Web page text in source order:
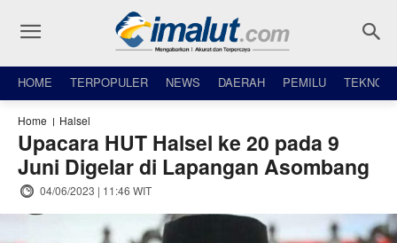
HOME TERPOPULER NEWS DAERAH PEMILU TEKNO
Home Halsel
Upacara HUT Halsel ke 20 pada 9
Juni Digelar di Lapangan Asombang
04/06/2023 | 11:46 WIT